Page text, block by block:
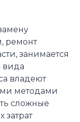
ремонт
занимается
вида
владеют
методами
сложные
затрат